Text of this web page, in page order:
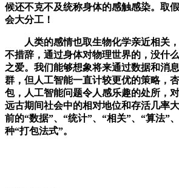
候还不克不及统称身体的感触感染。取
会大分工！
人类的感情也取生物化学亲近相关，
不措辞，通过身体对物理世界的，没什
之爱。我们能够想象将来通过数据和消
群，但人工智能一直计较更优的策略，
包，人工智能问题令人感乐趣的处所，
远古期间社会中的相对地位和存活几率
前的“数据”、“统计”、“相关”、“算法”
种“打包法式”。